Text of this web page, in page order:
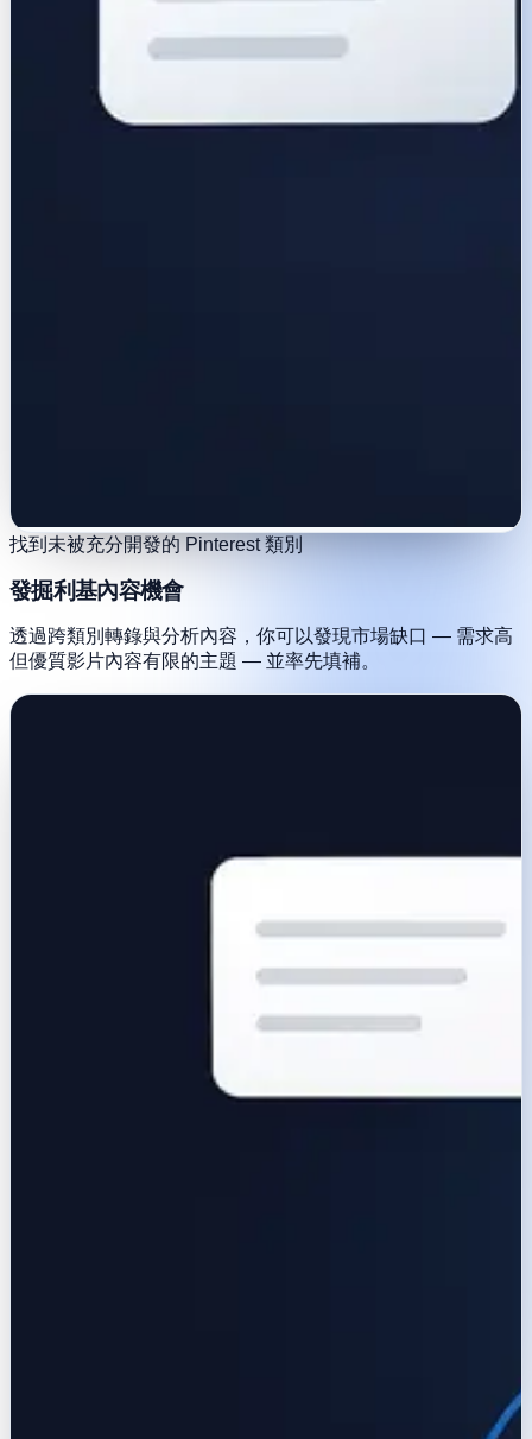
找到未被充分開發的 Pinterest 類別
發掘利基內容機會
透過跨類別轉錄與分析內容，你可以發現市場缺口 — 需求高
但優質影片內容有限的主題 — 並率先填補。